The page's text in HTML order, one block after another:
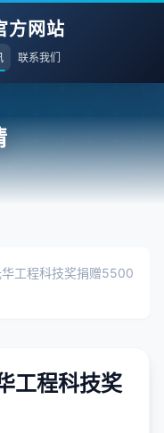
方网站
联系我们
工程科技奖捐赠5500
工程科技奖